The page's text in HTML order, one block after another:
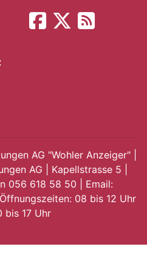
AG "Wohler Anzeiger" |
AG | Kapellstrasse 5 |
056 618 58 50 | Email:
08 bis 12 Uhr
bis 17 Uhr